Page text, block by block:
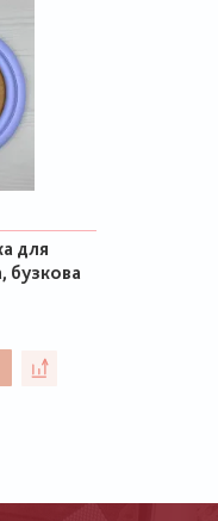
для
бузкова